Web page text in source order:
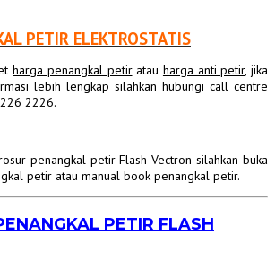
PETIR ELEKTROSTATIS
harga penangkal petiratau harga anti petir, jika
lebih lengkap silahkan hubungi call centre
2226.
penangkal petir Flash Vectron silahkan buka
petir atau manual book penangkal petir.
PETIR FLASH